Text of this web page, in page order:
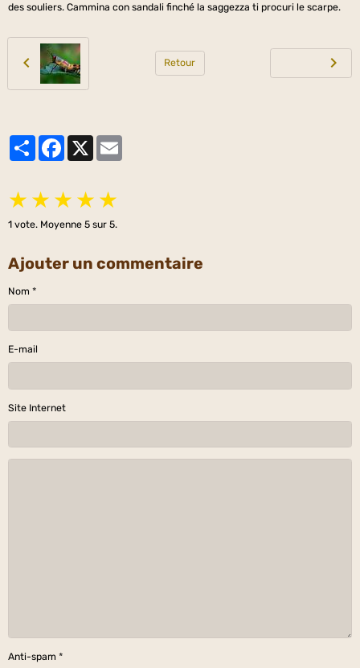
des souliers. Cammina con sandali finché la saggezza ti procuri le scarpe.
Retour
PartagerFacebook
X
★ ★ ★ ★ ★
1 vote. Moyenne 5 sur 5.
Ajouter un commentaire
Nom
E-mail
Site Internet
Anti-spam